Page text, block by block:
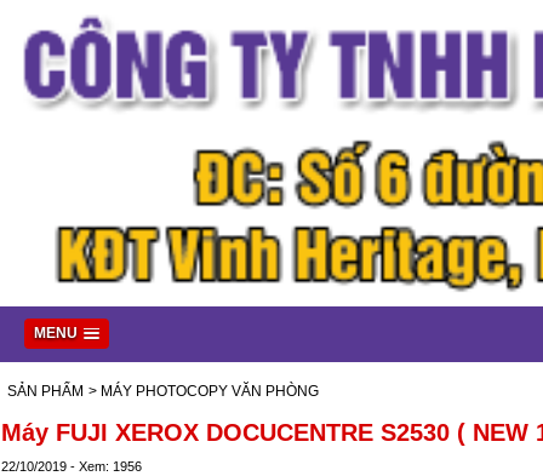
MENU
SẢN PHẨM > MÁY PHOTOCOPY VĂN PHÒNG
Máy FUJI XEROX DOCUCENTRE S2530 ( NEW
22/10/2019 - Xem: 1956